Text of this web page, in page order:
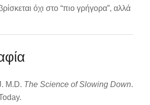
όχι στο “πιο γρήγορα”, αλλά
M.D. The Science of Slowing Down.